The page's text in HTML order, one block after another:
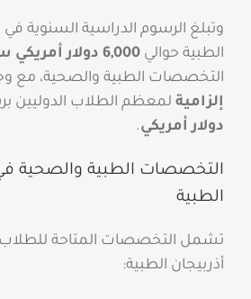
وتبلغ الرسوم الدراسية السنوية في
الطبية حوالي 6,000 دولار أمريكي سنويًا
التخصصات الطبية والصحية، مع
إلزاميةلمعظم الطلاب الدوليين
دولار أمريكي.
التخصصات الطبية والصحية
الطبية
تشمل التخصصات المتاحة للطلاب
أذربيجان الطبية: